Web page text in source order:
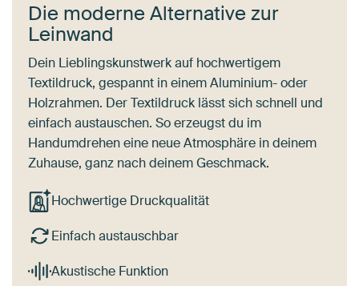
Die moderne Alternative zur
Leinwand
Dein Lieblingskunstwerk auf hochwertigem
Textildruck, gespannt in einem Aluminium- oder
Holzrahmen. Der Textildruck lässt sich schnell und
einfach austauschen. So erzeugst du im
Handumdrehen eine neue Atmosphäre in deinem
Zuhause, ganz nach deinem Geschmack.
Hochwertige Druckqualität
Einfach austauschbar
Akustische Funktion